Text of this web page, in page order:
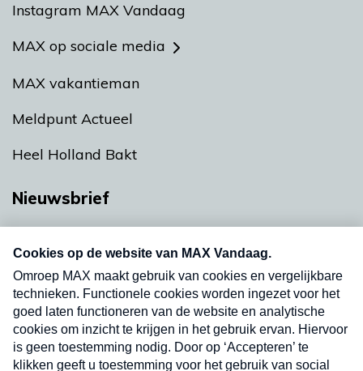
Instagram MAX Vandaag
MAX op sociale media
MAX vakantieman
Meldpunt Actueel
Heel Holland Bakt
Nieuwsbrief
nieuwsbrief. Elke vrijdag- en dinsdagochtend in
uw mailbox.
Verzend